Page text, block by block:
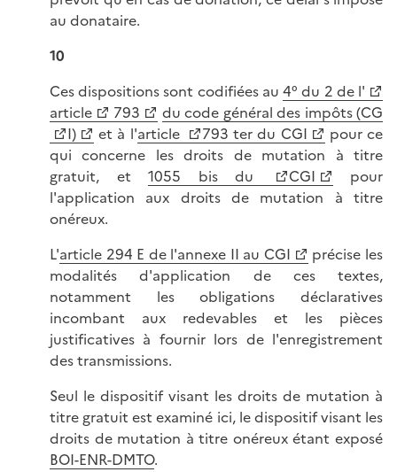
au donataire.
10
Ces dispositions sont codifiées au4° du 2 de l'
article
793
du code général des impôts (CG
I)
et à l'article 793 ter du CGI
pour ce
qui concerne les droits de mutation à titre
gratuit, et 1055 bis du CGI
pour
l'application aux droits de mutation à titre
onéreux.
L'article 294 E de l'annexe II au CGI
précise les
modalités d'application de ces textes,
notamment les obligations déclaratives
incombant aux redevables et les pièces
justificatives à fournir lors de l'enregistrement
des transmissions.
Seul le dispositif visant les droits de mutation à
titre gratuit est examiné ici, le dispositif visant les
droits de mutation à titre onéreux étant exposé
BOI-ENR-DMTO.